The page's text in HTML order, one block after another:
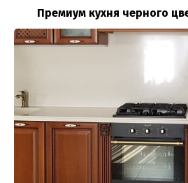
Премиум кухня черного